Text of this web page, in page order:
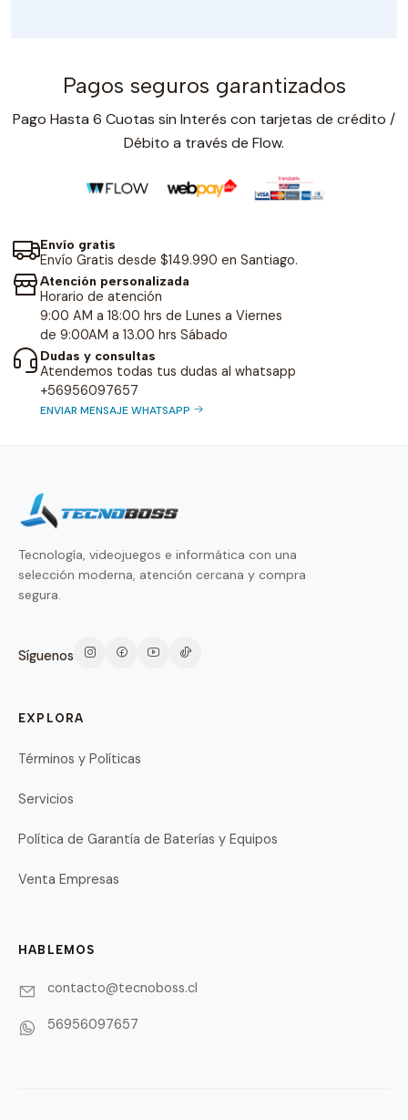
Pagos seguros garantizados
Pago Hasta 6 Cuotas sin Interés con tarjetas de crédito /
Débito a través de Flow.
Envío gratis
Envío Gratis desde $149.990 en Santiago.
Atención personalizada
Horario de atención
9:00 AM a 18:00 hrs de Lunes a Viernes
de 9:00AM a 13.00 hrs Sábado
Dudas y consultas
Atendemos todas tus dudas al whatsapp
+56956097657
ENVIAR MENSAJE WHATSAPP
Tecnología, videojuegos e informática con una
selección moderna, atención cercana y compra
segura.
Síguenos
EXPLORA
Términos y Políticas
Servicios
Política de Garantía de Baterías y Equipos
Venta Empresas
HABLEMOS
contacto@tecnoboss.cl
56956097657